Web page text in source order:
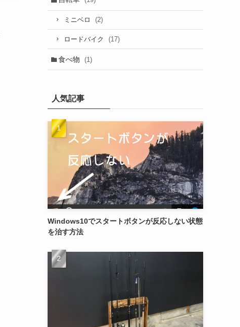
ミニベロ (2)
ロードバイク (17)
食べ物 (1)
人気記事
Windows10でスタートボタンが反応しない状態
を治す方法